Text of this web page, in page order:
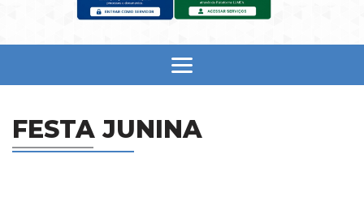
FESTA JUNINA